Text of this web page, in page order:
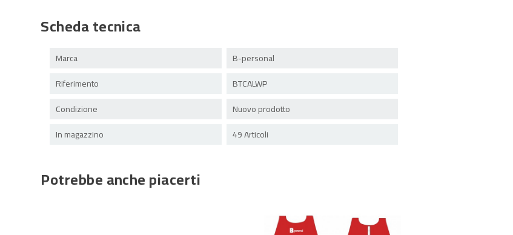
Scheda tecnica
Marca
B-personal
Riferimento
BTCALWP
Condizione
Nuovo prodotto
In magazzino
49 Articoli
Potrebbe anche piacerti